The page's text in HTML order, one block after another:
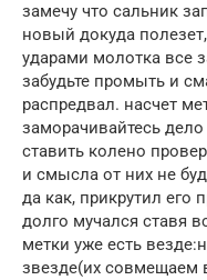
замечу что сальник
новый докуда
ударами молотка все
забудьте промыть и
распредвал. насчет
заморачивайтесь
ставить колено
и смысла от них не
да как, прикрутил его
долго мучался ставя
метки уже есть
звезде(их совмещаем